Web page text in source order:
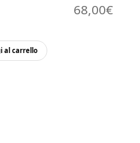
68,00€
al carrello